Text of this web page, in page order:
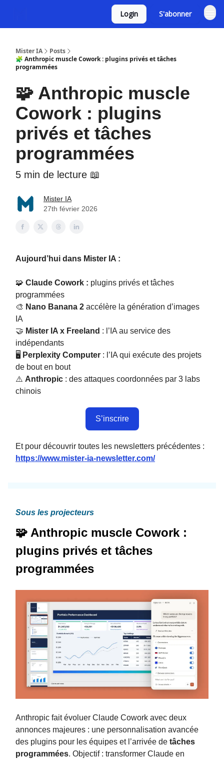
Login S'abonner
Mister IA
Posts
🧩 Anthropic muscle Cowork : plugins privés et tâches
programmées
🧩 Anthropic muscle
Cowork : plugins
privés et tâches
programmées
5 min de lecture 📖
Mister IA
27th février 2026
Aujourd’hui dans Mister IA :
🧩 Claude Cowork : plugins privés et tâches
programmées
🎨 Nano Banana 2 accélère la génération d’images
IA
🤝 Mister IA x Freeland : l’IA au service des
indépendants
🖥️ Perplexity Computer : l’IA qui exécute des projets
de bout en bout
⚠️ Anthropic : des attaques coordonnées par 3 labs
chinois
S’inscrire
Et pour découvrir toutes les newsletters précédentes :
https://www.mister-ia-newsletter.com/
Sous les projecteurs
🧩 Anthropic muscle Cowork :
plugins privés et tâches
programmées
Anthropic fait évoluer Claude Cowork avec deux
annonces majeures : une personnalisation avancée
des plugins pour les équipes et l’arrivée de tâches
programmées. Objectif : transformer Claude en